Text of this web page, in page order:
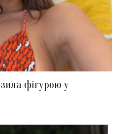
фігурою у